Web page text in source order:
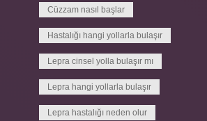
Cüzzam nasıl başlar
Hastalığı hangi yollarla bulaşır
Lepra cinsel yolla bulaşır mı
Lepra hangi yollarla bulaşır
Lepra hastalığı neden olur